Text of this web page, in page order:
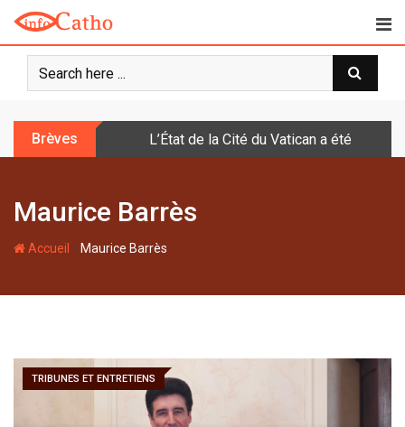
o
Brèves L’État de la Cité du Vatican a été doté
Maurice Barrès
Accueil - Maurice Barrès
TRIBUNES ET ENTRETIENS